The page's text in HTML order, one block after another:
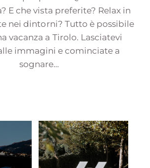
E che vista preferite? Relax in
nei dintorni? Tutto è possibile
vacanza a Tirolo. Lasciatevi
immagini e cominciate a
sognare…